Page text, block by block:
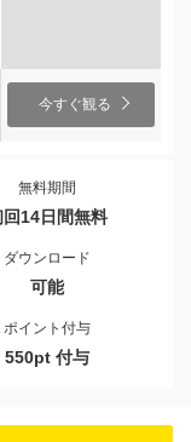
今すぐ観る
無料期間
回14日間無料
ダウンロード
可能
ポイント付与
550pt 付与